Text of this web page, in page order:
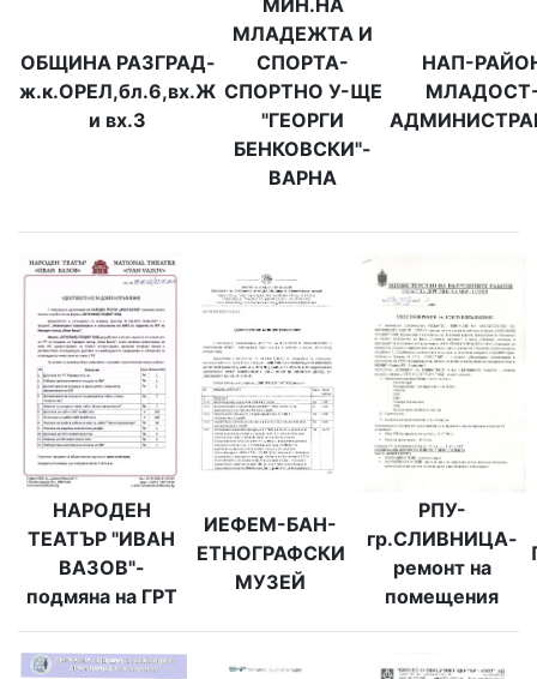
ОБЩИНА РАЗГРАД-
ж.к.ОРЕЛ,бл.6,вх.Ж
и вх.З
МИН.НА
МЛАДЕЖТА И
СПОРТА-
СПОРТНО У-ЩЕ
"ГЕОРГИ
БЕНКОВСКИ"-
ВАРНА
НАП-
НАРОДЕН
ТЕАТЪР "ИВАН
ВАЗОВ"-
подмяна на ГРТ
ИЕФЕМ-БАН-
ЕТНОГРАФСКИ
МУЗЕЙ
РПУ-
гр.СЛИВНИЦА-
ремонт на
помещения